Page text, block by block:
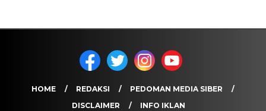
HOME REDAKSI
PEDOMAN MEDIA SIBER
DISCLAIMER
INFO IKLAN